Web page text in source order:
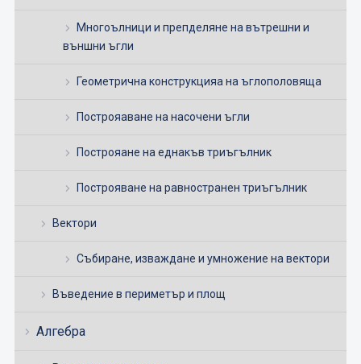
Многоълници и препделяне на вътрешни и
външни ъгли
Геометрична конструкцияа на ъглополовяща
Построяаване на насочени ъгли
Построяане на еднакъв триъгълник
Построяване на равностранен триъгълник
Вектори
Събиране, изваждане и умножение на вектори
Въведение в периметър и площ
Алгебра